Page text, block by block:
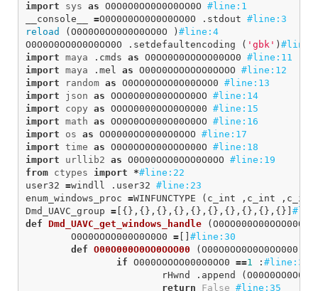
import sys as O0O0O0OO0O0O0OO0O
__console__
=O0O0O0OO0O0O0OO0O . stdout
reload
( O0O0O0OO0O0O0OO0O )
O0O0O0OO0O0O0OO0O
. setdefaultencoding ( 'gbk' )
import maya . cmds as O0OO0O0OOOOO00OO0
import maya . mel as O00O0OOOOOOO0OOOO
import
random as O0OO0OOOO0O00OOO0
import
json as OOO0O00O00OOOO0OO
import
copy as OOOO0000OOO0O0O00
import math as OO0O0OO000O00O0OO
import
os as OO0000OO0000O0OOO
import time as O0O0OO0O00OOO000O
import
urllib2 as O0O00OOO0OOO0O0OO
from ctypes import *
user32 =windll . user32
enum_windows_proc =WINFUNCTYPE ( c_int , c_int , c_int
Dmd_UAVC_group = [{},{},{},{},{},{},{},{},{},{}]
def Dmd_UAVC_get_windows_handle ( O0OO000O00OOO00O0
O0O0OOOO000O0O0O0 =
def O00O000O0OO0OOO00 ( O00O0OO0O0O0OO000
if O000OOOOO000O0OO0 ==1 :
rHwnd
. append (
return
False